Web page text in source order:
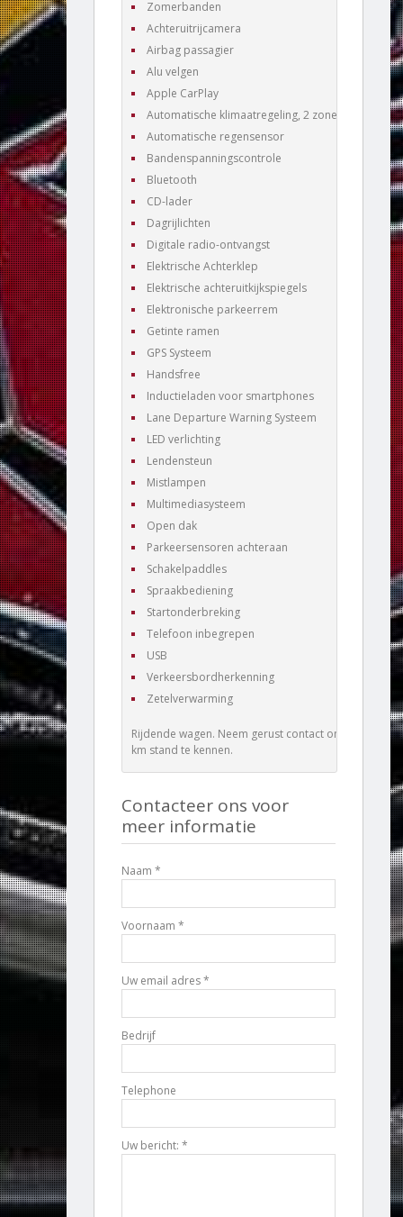
Zomerbanden
Achteruitrijcamera
Airbag passagier
Alu velgen
Apple CarPlay
Automatische klimaatregeling, 2 zones
Automatische regensensor
Bandenspanningscontrole
Bluetooth
CD-lader
Dagrijlichten
Digitale radio-ontvangst
Elektrische Achterklep
Elektrische achteruitkijkspiegels
Elektronische parkeerrem
Getinte ramen
GPS Systeem
Handsfree
Inductieladen voor smartphones
Lane Departure Warning Systeem
LED verlichting
Lendensteun
Mistlampen
Multimediasysteem
Open dak
Parkeersensoren achteraan
Schakelpaddles
Spraakbediening
Startonderbreking
Telefoon inbegrepen
USB
Verkeersbordherkenning
Zetelverwarming
Rijdende wagen. Neem gerust contact om de juiste
km stand te kennen.
Contacteer ons voor
meer informatie
Naam *
Voornaam *
Uw email adres *
Bedrijf
Telephone
Uw bericht: *